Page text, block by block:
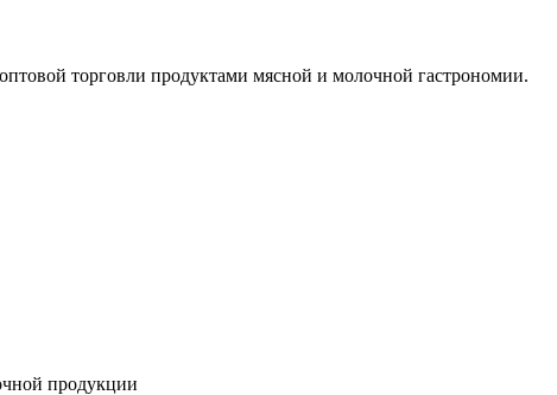
торговли продуктами мясной и молочной гастрономии.
продукции